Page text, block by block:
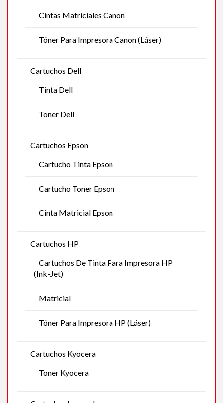
Cintas Matriciales Canon
Tóner Para Impresora Canon (Láser)
Cartuchos Dell
Tinta Dell
Toner Dell
Cartuchos Epson
Cartucho Tinta Epson
Cartucho Toner Epson
Cinta Matricial Epson
Cartuchos HP
Cartuchos De Tinta Para Impresora HP
(Ink-Jet)
Matricial
Tóner Para Impresora HP (Láser)
Cartuchos Kyocera
Toner Kyocera